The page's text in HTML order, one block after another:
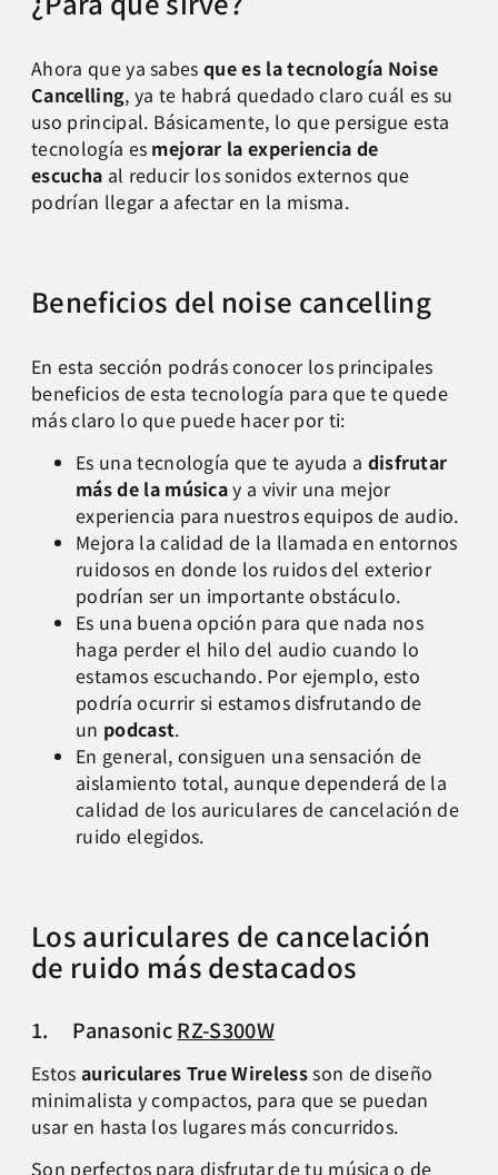
Ahora que ya sabesque es la tecnología Noise
Cancelling, ya te habrá quedado claro cuál es su
uso principal. Básicamente, lo que persigue esta
tecnología es mejorar la experiencia de
escucha al reducir los sonidos externos que
podrían llegar a afectar en la misma.
Beneficios del noise cancelling
En esta sección podrás conocer los principales
beneficios de esta tecnología para que te quede
más claro lo que puede hacer por ti:
Es una tecnología que te ayuda a disfrutar
más de la músicay a vivir una mejor
experiencia para nuestros equipos de audio.
Mejora la calidad de la llamada en entornos
ruidosos en donde los ruidos del exterior
podrían ser un importante obstáculo.
Es una buena opción para que nada nos
haga perder el hilo del audio cuando lo
estamos escuchando. Por ejemplo, esto
podría ocurrir si estamos disfrutando de
un podcast.
En general, consiguen una sensación de
aislamiento total, aunque dependerá de la
calidad de los auriculares de cancelación de
ruido elegidos.
Los auriculares de cancelación
de ruido más destacados
1. PanasonicRZ-S300W
Estos auriculares True Wirelessson de diseño
minimalista y compactos, para que se puedan
usar en hasta los lugares más concurridos.
Son perfectos para disfrutar de tu música o de